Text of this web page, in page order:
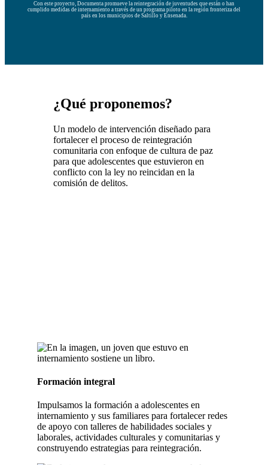
Con este proyecto, Documenta promueve la reintegración de juventudes que están o han
cumplido medidas de internamiento a través de un programa piloto en la región fronteriza del
país en los municipios de Saltillo y Ensenada.
¿Qué proponemos?
Un modelo de intervención diseñado para
fortalecer el proceso de reintegración
comunitaria con enfoque de cultura de paz
para que adolescentes que estuvieron en
conflicto con la ley no reincidan en la
comisión de delitos.
Formación integral
Impulsamos la formación a adolescentes en
internamiento y sus familiares para fortalecer redes
de apoyo con talleres de habilidades sociales y
laborales, actividades culturales y comunitarias y
construyendo estrategias para reintegración.